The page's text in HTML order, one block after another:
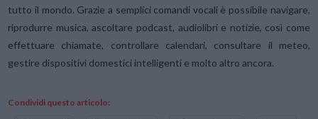
tutto il mondo. Grazie a semplici comandi vocali è possibile navigare,
riprodurre musica, ascoltare podcast, audiolibri e notizie, così come
effettuare chiamate, controllare calendari, consultare il meteo,
gestire dispositivi domestici intelligenti e molto altro ancora.
Condividi questo articolo: